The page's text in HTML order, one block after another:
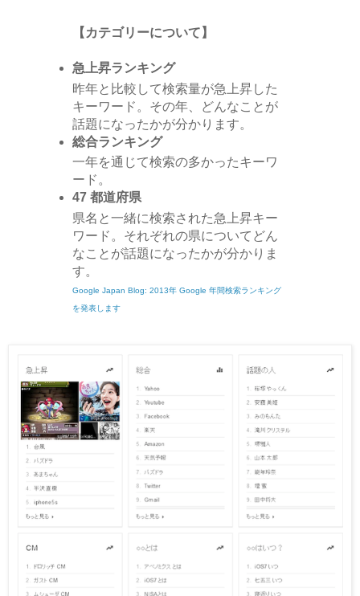
【カテゴリーについて】
急上昇ランキング
昨年と比較して検索量が急上昇した
キーワード。その年、どんなことが
話題になったかが分かります。
総合ランキング
一年を通じて検索の多かったキーワ
ード。
47 都道府県
県名と一緒に検索された急上昇キー
ワード。それぞれの県についてどん
なことが話題になったかが分かりま
す。
Google Japan Blog: 2013年 Google 年間検索ランキング
を発表します